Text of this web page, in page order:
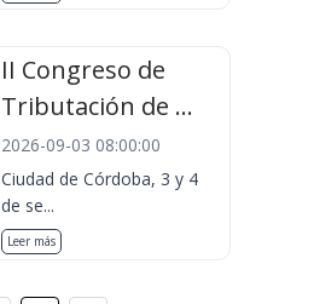
II Congreso de
Tributación de ...
2026-09-03 08:00:00
Ciudad de Córdoba, 3 y 4
de se...
Leer más